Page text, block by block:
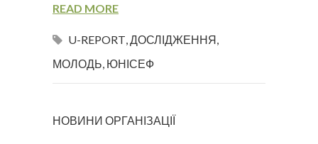
READ MORE
U-REPORT ДОСЛІДЖЕННЯ
МОЛОДЬ ЮНІСЕФ
НОВИНИ ОРГАНІЗАЦІЇ